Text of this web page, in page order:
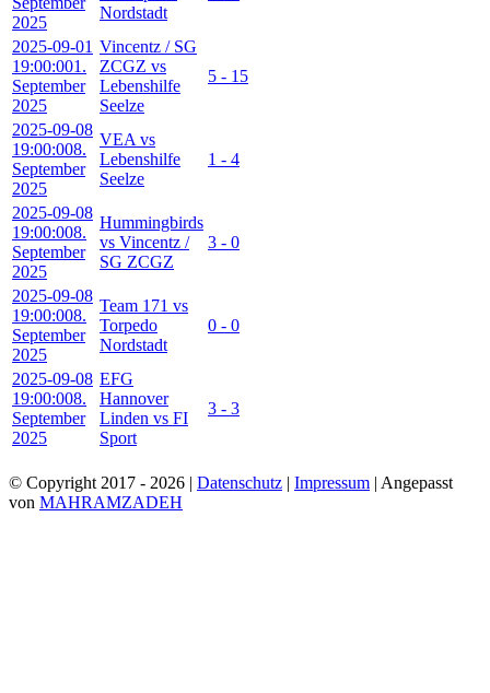
2025
Nordstadt
2025-09-01
19:00:001.
September
2025
Vincentz / SG
ZCGZ vs
Lebenshilfe
Seelze
5 - 15
2025-09-08
19:00:008.
September
2025
VEA vs
Lebenshilfe
Seelze
1 - 4
2025-09-08
19:00:008.
September
2025
Hummingbirds
vs Vincentz /
SG ZCGZ
3 - 0
2025-09-08
19:00:008.
September
2025
Team 171 vs
Torpedo
Nordstadt
0 - 0
2025-09-08
19:00:008.
September
2025
EFG
Hannover
Linden vs FI
Sport
3 - 3
© Copyright 2017 - 2026 | Datenschutz Impressum | Angepasst
von MAHRAMZADEH